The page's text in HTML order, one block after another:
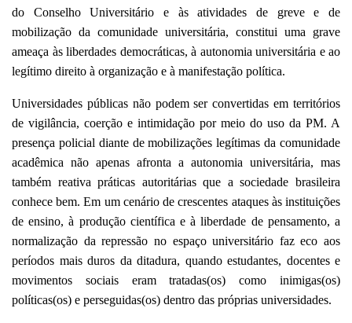
do Conselho Universitário e às atividades de greve e de
mobilização da comunidade universitária, constitui uma grave
ameaça às liberdades democráticas, à autonomia universitária e ao
legítimo direito à organização e à manifestação política.
Universidades públicas não podem ser convertidas em territórios
de vigilância, coerção e intimidação por meio do uso da PM. A
presença policial diante de mobilizações legítimas da comunidade
acadêmica não apenas afronta a autonomia universitária, mas
também reativa práticas autoritárias que a sociedade brasileira
conhece bem. Em um cenário de crescentes ataques às instituições
de ensino, à produção científica e à liberdade de pensamento, a
normalização da repressão no espaço universitário faz eco aos
períodos mais duros da ditadura, quando estudantes, docentes e
movimentos sociais eram tratadas(os) como inimigas(os)
políticas(os) e perseguidas(os) dentro das próprias universidades.